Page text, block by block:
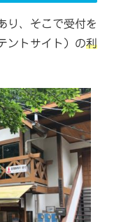
り、そこで受付を
ントサイト）の利